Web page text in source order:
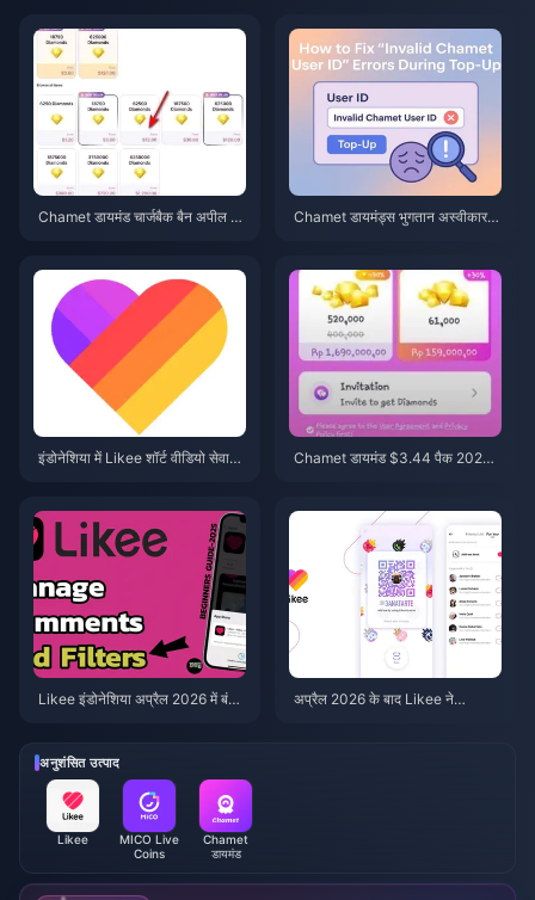
Chamet डायमंड चार्जबैक बैन अपील 2
Chamet डायमंड्स भुगतान अस्वीकार क
इंडोनेशिया में Likee शॉर्ट वीडियो सेवा
Chamet डायमंड $3.44 पैक 2026:
Likee इंडोनेशिया अप्रैल 2026 में बंद:
अप्रैल 2026 के बाद Likee ने
अनुशंसित उत्पाद
Likee
MICO Live
Coins
Chamet
डायमंड